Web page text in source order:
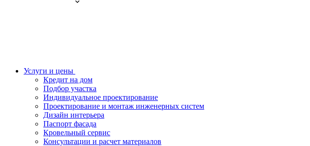
Услуги и цены
Кредит на дом
Подбор участка
Индивидуальное проектирование
Проектирование и монтаж инженерных систем
Дизайн интерьера
Паспорт фасада
Кровельный сервис
Консультации и расчет материалов